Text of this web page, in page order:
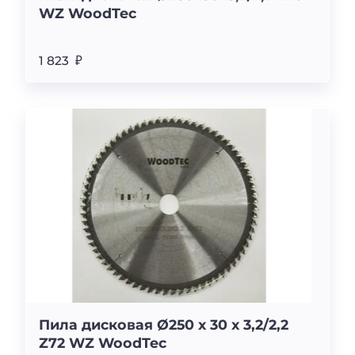
WZ WoodTec
1 823 ₽
Пила дисковая Ø250 х 30 х 3,2/2,2
Z72 WZ WoodTec